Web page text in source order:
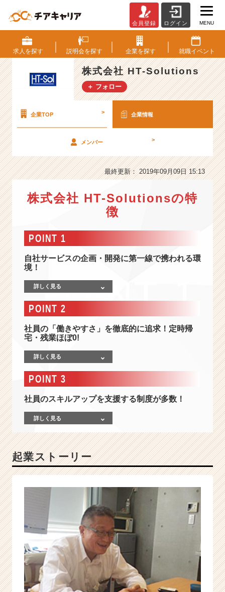
式
会
社
H
T
-
S
t
の
-
目
す
ス
ャ
ト
そ
れ
リ
―。
I
T
で、
中
小
企
業
会員登録 ログイン MENU
求人を探す 説明会を探す 企業を探す 就職イベント
株式会社 HT-Solutions
＋ フォロー
企業TOP > 企業情報
メンバー >
最終更新： 2019年09月09日 15:13
株式会社 HT-Solutionsの特
徴
POINT 1
自社サービスの企画・開発に第一線で携われる環
境！
詳しく見る
POINT 2
社員の「働きやすさ」を徹底的に追求！定時帰
宅・残業ほぼ0!
詳しく見る
POINT 3
社員のスキルアップを支援する制度が多数！
詳しく見る
起業ストーリー